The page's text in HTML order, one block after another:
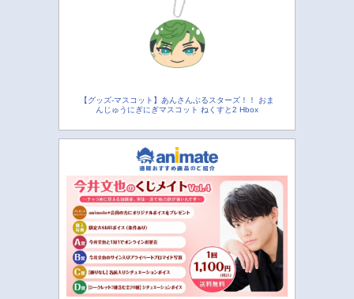
【グッズ-マスコット】あんさんぶるスターズ！！ おま
んじゅうにぎにぎマスコット ねくすと2 Hbox